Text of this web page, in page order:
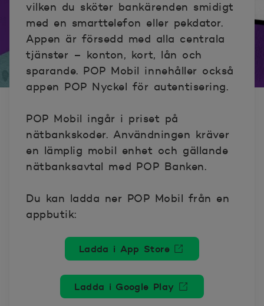
vilken du sköter bankärenden smidigt
med en smarttelefon eller pekdator.
Appen är försedd med alla centrala
tjänster – konton, kort, lån och
sparande. POP Mobil innehåller också
appen POP Nyckel för autentisering.
POP Mobil ingår i priset på
nätbankskoder. Användningen kräver
en lämplig mobil enhet och gällande
nätbanksavtal med POP Banken.
Du kan ladda ner POP Mobil från en
appbutik:
Ladda i App Store
Öppnas i nytt fönster
Ladda i Google Play
Öppnas i nytt fönster